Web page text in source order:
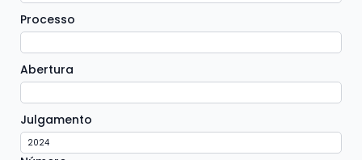
Processo
Abertura
Julgamento